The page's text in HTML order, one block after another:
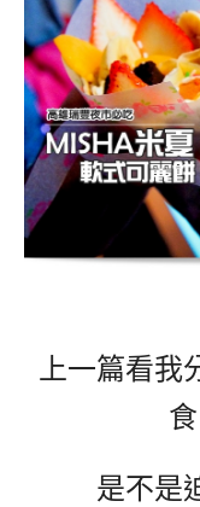
上一篇看
是不是